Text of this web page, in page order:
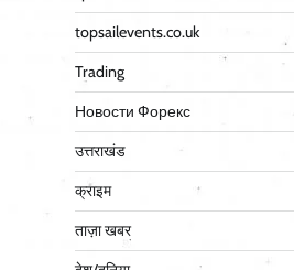
topsailevents.co.uk
Trading
Новости Форекс
उत्तराखंड
क्राइम
ताज़ा खबर